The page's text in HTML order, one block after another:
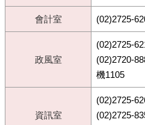
會計室 (02)2725-
政風室
(02)2725-
(02)2720-
機1105
資訊室
(02)2725-
(02)2725-